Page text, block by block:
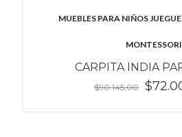
MUEBLES PARA NIÑOS
MONTESSORI
CARPITA INDIA
$90.145,00